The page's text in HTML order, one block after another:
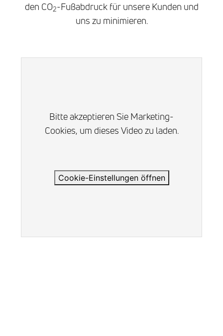
den CO2-Fußabdruck für unsere Kunden und
uns zu minimieren.
Bitte akzeptieren Sie Marketing-
Cookies, um dieses Video zu laden.
Cookie-Einstellungen öffnen